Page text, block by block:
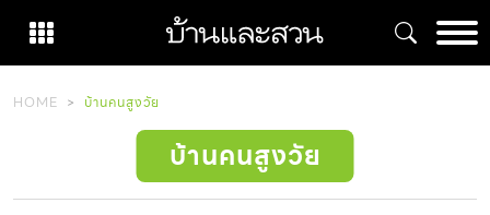
content
HOME บ้านคนสูงวัย
บ้านคนสูงวัย